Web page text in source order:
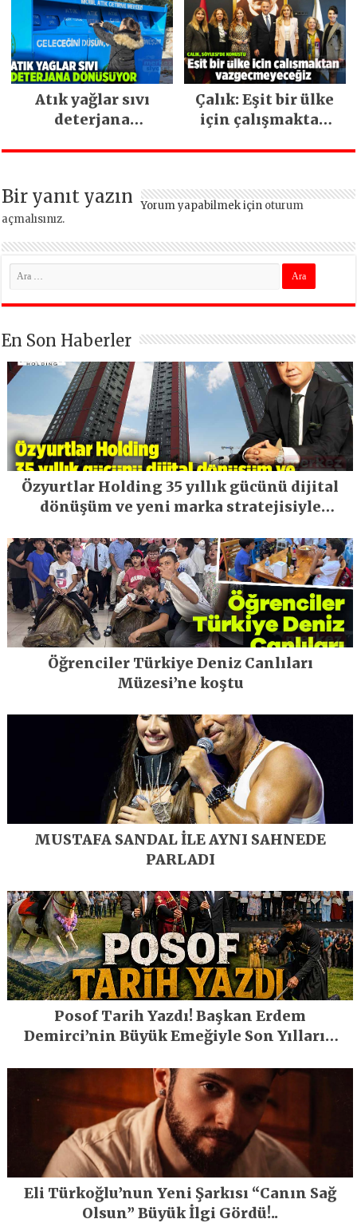
ara vermeden
devam ediyor
Atık yağlar sıvı
deterjana
Çalık: Eşit bir ülke
için çalışmaktan
Bir yanıt yazın Yorum yapabilmek için oturum
açmalısınız.
En Son Haberler
Özyurtlar Holding 35 yıllık gücünü dijital
dönüşüm ve yeni marka stratejisiyle
Öğrenciler Türkiye Deniz Canlıları
Müzesi’ne koştu
MUSTAFA SANDAL İLE AYNI SAHNEDE
PARLADI
Posof Tarih Yazdı! Başkan Erdem
Demirci’nin Büyük Emeğiyle Son Yılların
Eli Türkoğlu’nun Yeni Şarkısı “Canın Sağ
Olsun” Büyük İlgi Gördü!..